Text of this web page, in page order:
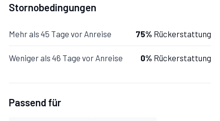
Internet, Ausgang auf den Garten.
Schlafzimmer 1: Doppelbett, WiFi Internet.
Schlafzimmer 2:drei Einzelbetten, WiFi Internet.
Internet.
Stornobedingungen
Mehr als 45 Tage vor Anreise 75% Rückerstattung
Weniger als 46 Tage vor Anreise 0% Rückerstattung
Passend für